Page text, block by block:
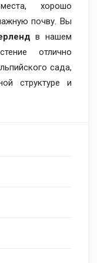
хорошо
почву. Вы
в нашем
отлично
сада,
структуре и